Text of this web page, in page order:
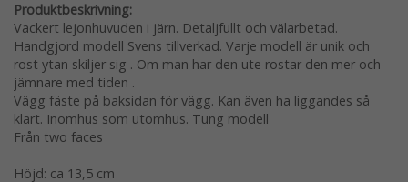
Produktbeskrivning:
Vackert lejonhuvuden i järn. Detaljfullt och välarbetad.
Handgjord modell Svens tillverkad. Varje modell är unik och
rost ytan skiljer sig . Om man har den ute rostar den mer och
jämnare med tiden .
Vägg fäste på baksidan för vägg. Kan även ha liggandes så
klart. Inomhus som utomhus. Tung modell
Från two faces
Höjd: ca 13,5 cm